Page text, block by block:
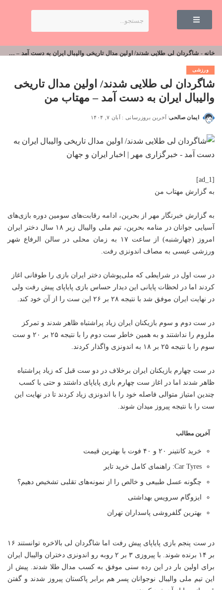
خانه - شاگردان لی طلایی شدند/ اولین مدال تاریخی والیبال ایران به دست آمد – مهتاب من
ورزشی
شاگردان لی طلایی شدند/ اولین مدال تاریخی
والیبال ایران به دست آمد – مهتاب من
ایمان صالحی آخرین بروزرسانی : آبان ۷, ۱۴۰۴
[ad_1]
به گزارش مهتاب من
به گزارش خبرنگار مهر از بحرین، ادامه رقابت‌های سومین دوره بازی‌های
آسیایی جوانان در منامه بحرین، تیم ملی والیبال زیر ۱۸ سال دختر ایران
امروز (چهارشنبه) از ساعت ۱۷ به زمان محلی در سالن الرفاع شهر
ورزشی عیسی به مصاف اندونزی رفت‌.
در ست اول در شرایطی که ملی‌پوشان دختر ایران بازی را طوفانی اغاز
کردند اما در لحظات پایانی این دیدار حساس بازی پایاپای پیش رفت ولی
در نهایت ایران موفق شد با نتیجه ۲۸ بر ۲۶ این ست را از آن خود کند.
در ست دوم و سوم بازیکنان ایران زیاد پراشتباه ظاهر شدند و تمرکز
ملزوم را نداشتند و به همین خاطر ست دوم را با نتیجه ۲۵ بر ۲۰ و ست
سوم را با نتیجه ۲۵ بر ۱۸ به اندونزی واگذار کردند.
در ست چهارم بازیکنان ایران برخلاف در دو ست قبل که زیاد پراشتباه
ظاهر شدند اما در اغاز ست چهارم بازی پایاپای داشتند و حتی با کسب
چندین امتیاز متوالی فاصله خود را با اندونزی زیاد کردند تا در نهایت این
ست را با نتیجه پیروز میدان شوند.
آخرین مطالب
خرید کانتینر ۲۰ و ۴۰ فوت با بهترین قیمت
Car Tyres: راهنمای کامل خرید تایر
چگونه عسل طبیعی و خالص را از نمونه‌های تقلبی تشخیص دهیم؟
ایزوگام سرویس بهداشتی
بهترین گلفروشی پاسداران تهران
در ست پنجم بازی پایاپای پیش رفت اما شاگردان لی بالاخره توانستند ۱۶
بر ۱۴ برنده شوند. با پیروزی ۳ بر ۲ روبه رو اندونزی دختران والیبال ایران
برای اولین بار در این رده سنی موفق به کسب مدال طلا شدند. پیش از
این تیم ملی والیبال نوجوانان پسر هم برابر پاکستان پیروز شدند و گفتن